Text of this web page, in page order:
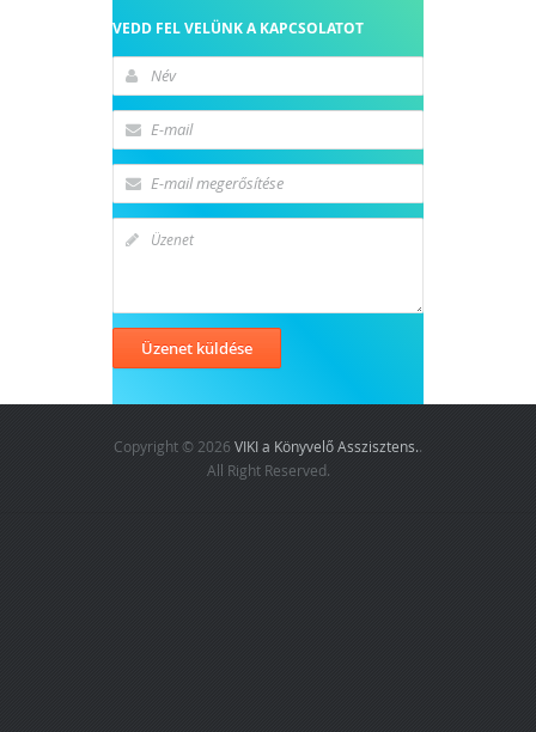
VEDD FEL VELÜNK A KAPCSOLATOT
Copyright © 2026 VIKI a Könyvelő Asszisztens..
All Right Reserved.